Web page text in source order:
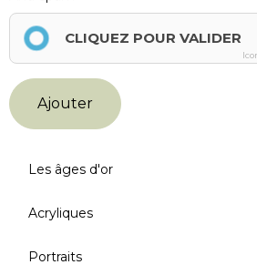
CLIQUEZ POUR VALIDER
Ajouter
Les âges d'or
Acryliques
Portraits